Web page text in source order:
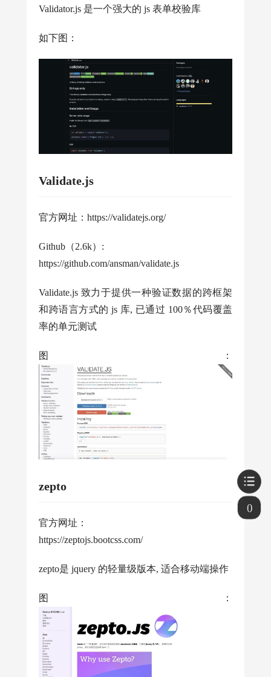
Validator.js 是一个强大的 js 表单校验库
如下图：
Validate.js
官方网址：https://validatejs.org/
Github（2.6k）:
https://github.com/ansman/validate.js
Validate.js 致力于提供一种验证数据的跨框架
和跨语言方式的 js 库, 已通过 100％代码覆盖
率的单元测试
图：
zepto
官方网址：
https://zeptojs.bootcss.com/
zepto是 jquery 的轻量级版本, 适合移动端操作
图：
0